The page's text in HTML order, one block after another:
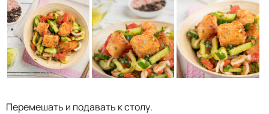
Перемешать и подавать к столу.